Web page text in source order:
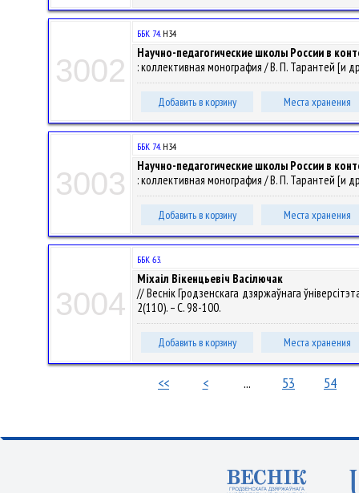
3002
ББК 74.Н34
Научно-педагогические школы России в
: коллективная монография / В. П. Тарантей [и
Добавить в корзину Места хранения
3003
ББК 74.Н34
Научно-педагогические школы России в
: коллективная монография / В. П. Тарантей [и
Добавить в корзину Места хранения
3004
ББК 63.
Міхаіл Вікенцьевіч Васілючак
// Веснік Гродзенскага дзяржаўнага
2(110). – С. 98-100.
Добавить в корзину Места хранения
<< < ... 53 54